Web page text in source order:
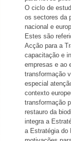
O ciclo de
os sectores da
nacional e
Estes são
Acção para a
capacitação e
empresas e ao
transformação
especial
contexto
transformação
restauro da bio
integra a
a Estratégia do